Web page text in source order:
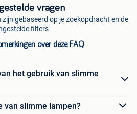
vragen
gebaseerd op je zoekopdracht en de
filters
over deze FAQ
het gebruik van slimme
van slimme lampen?